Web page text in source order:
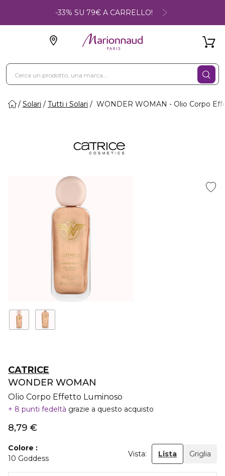
-33% SU 79€ A CARRELLO!
Solari Tutti i Solari WONDER WOMAN - Olio Corpo
CATRICE
WONDER WOMAN
Olio Corpo Effetto Luminoso
8 punti fedeltà grazie a questo acquisto
8,79 €
Colore
10 Goddess
Vista: Lista Griglia